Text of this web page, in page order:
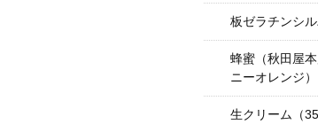
板ゼラチンシ
蜂蜜（秋田屋
ニーオレンジ）
生クリーム（